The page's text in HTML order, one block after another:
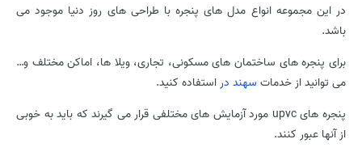
در این مجموعه انواع مدل های پنجره با طراحی های روز دنیا موجود می
باشد.
برای پنجره های ساختمان های مسکونی، تجاری، ویلا ها، اماکن مختلف و…
می توانید از خدمات سهند دراستفاده کنید.
پنجره های upvc مورد آزمایش های مختلفی قرار می گیرند که باید به خوبی
از آنها عبور کنند.